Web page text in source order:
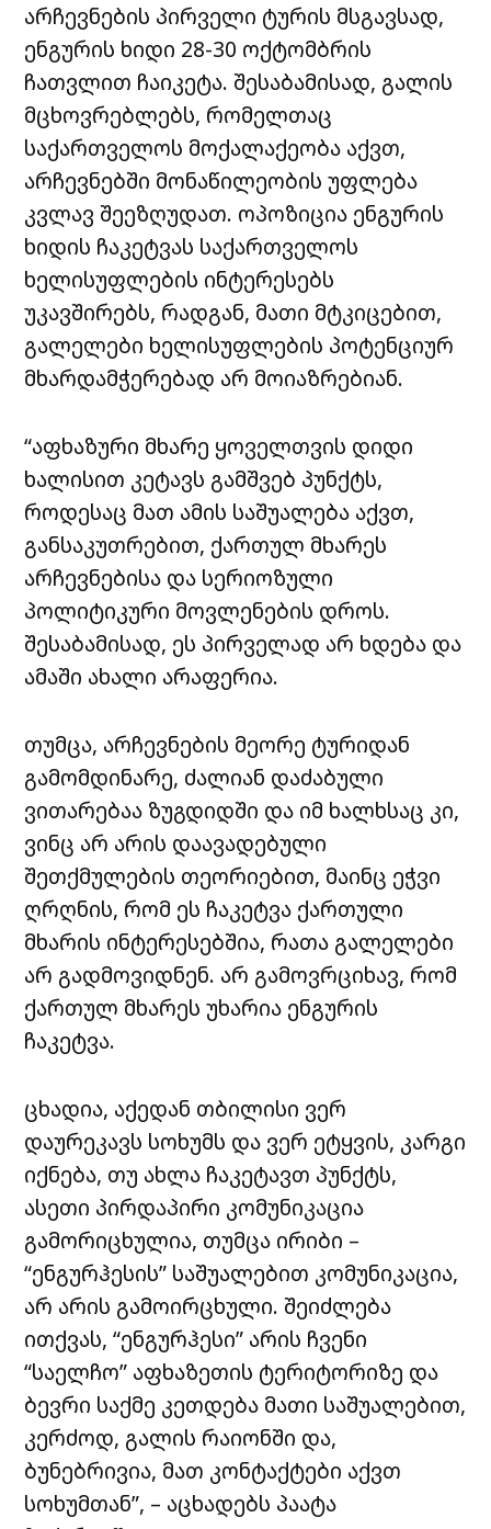
არჩევნების პირველი ტურის მსგავსად,
ენგურის ხიდი 28-30 ოქტომბრის
ჩათვლით ჩაიკეტა. შესაბამისად, გალის
მცხოვრებლებს, რომელთაც
საქართველოს მოქალაქეობა აქვთ,
არჩევნებში მონაწილეობის უფლება
კვლავ შეეზღუდათ. ოპოზიცია ენგურის
ხიდის ჩაკეტვას საქართველოს
ხელისუფლების ინტერესებს
უკავშირებს, რადგან, მათი მტკიცებით,
გალელები ხელისუფლების პოტენციურ
მხარდამჭერებად არ მოიაზრებიან.
“აფხაზური მხარე ყოველთვის დიდი
ხალისით კეტავს გამშვებ პუნქტს,
როდესაც მათ ამის საშუალება აქვთ,
განსაკუთრებით, ქართულ მხარეს
არჩევნებისა და სერიოზული
პოლიტიკური მოვლენების დროს.
შესაბამისად, ეს პირველად არ ხდება და
ამაში ახალი არაფერია.
თუმცა, არჩევნების მეორე ტურიდან
გამომდინარე, ძალიან დაძაბული
ვითარებაა ზუგდიდში და იმ ხალხსაც კი,
ვინც არ არის დაავადებული
შეთქმულების თეორიებით, მაინც ეჭვი
ღრღნის, რომ ეს ჩაკეტვა ქართული
მხარის ინტერესებშია, რათა გალელები
არ გადმოვიდნენ. არ გამოვრციხავ, რომ
ქართულ მხარეს უხარია ენგურის
ჩაკეტვა.
ცხადია, აქედან თბილისი ვერ
დაურეკავს სოხუმს და ვერ ეტყვის, კარგი
იქნება, თუ ახლა ჩაკეტავთ პუნქტს,
ასეთი პირდაპირი კომუნიკაცია
გამორიცხულია, თუმცა ირიბი –
“ენგურჰესის” საშუალებით კომუნიკაცია,
არ არის გამოირცხული. შეიძლება
ითქვას, “ენგურჰესი” არის ჩვენი
“საელჩო” აფხაზეთის ტერიტორიზე და
ბევრი საქმე კეთდება მათი საშუალებით,
კერძოდ, გალის რაიონში და,
ბუნებრივია, მათ კონტაქტები აქვთ
სოხუმთან”, – აცხადებს პაატა